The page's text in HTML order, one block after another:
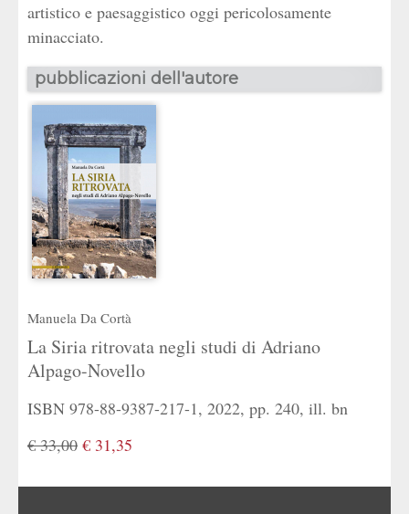
artistico e paesaggistico oggi pericolosamente
minacciato.
pubblicazioni dell'autore
Manuela Da Cortà
La Siria ritrovata negli studi di Adriano
Alpago-Novello
ISBN 978-88-9387-217-1, 2022, pp. 240, ill. bn
€ 33,00 € 31,35